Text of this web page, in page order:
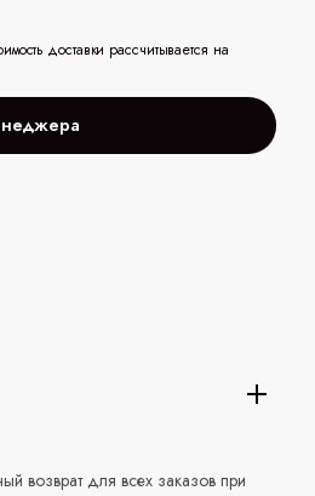
доставки рассчитывается на
возврат для всех заказов при